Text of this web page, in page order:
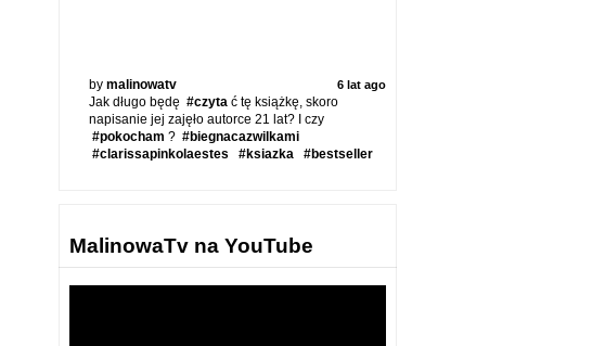
by malinowatv 6 lat ago
Jak długo będę #czyta ć tę książkę, skoro
napisanie jej zajęło autorce 21 lat? I czy
#pokocham ? #biegnacazwilkami
#clarissapinkolaestes
#ksiazka #bestseller
MalinowaTv na YouTube